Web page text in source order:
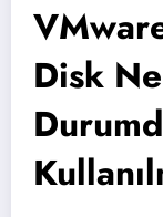
Disk